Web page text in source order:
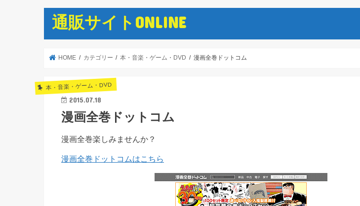
通販サイトONLINE
HOME カテゴリー 本・音楽・ゲーム・DVD 漫画全巻ドットコム
本・音楽・ゲーム・DVD
2015.07.18
漫画全巻ドットコム
漫画全巻楽しみませんか？
漫画全巻ドットコムはこちら